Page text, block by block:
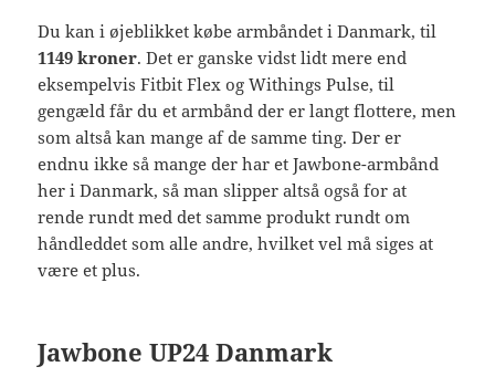
Du kan i øjeblikket købe armbåndet i Danmark, til
1149 kroner. Det er ganske vidst lidt mere end
eksempelvis Fitbit Flex og Withings Pulse, til
gengæld får du et armbånd der er langt flottere, men
som altså kan mange af de samme ting. Der er
endnu ikke så mange der har et Jawbone-armbånd
her i Danmark, så man slipper altså også for at
rende rundt med det samme produkt rundt om
håndleddet som alle andre, hvilket vel må siges at
være et plus.
Jawbone UP24 Danmark